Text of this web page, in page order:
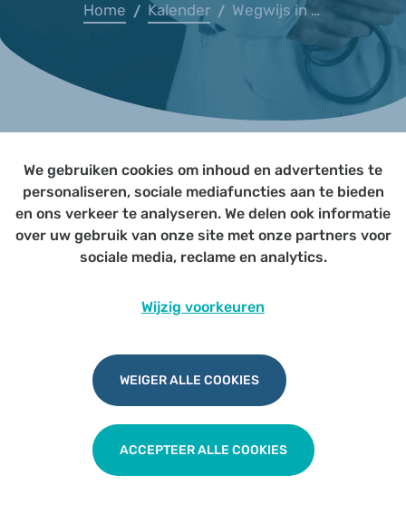
Home / Kalender / Wegwijs in Eerstelijnspsychologische zorg (Domus)
Page not yet published
We gebruiken cookies om inhoud en advertenties te
personaliseren, sociale mediafuncties aan te bieden
en ons verkeer te analyseren. We delen ook informatie
over uw gebruik van onze site met onze partners voor
sociale media, reclame en analytics.
Wijzig voorkeuren
WEIGER ALLE COOKIES
ACCEPTEER ALLE COOKIES
Privacy|Cookies|Disclaimer
Udesite